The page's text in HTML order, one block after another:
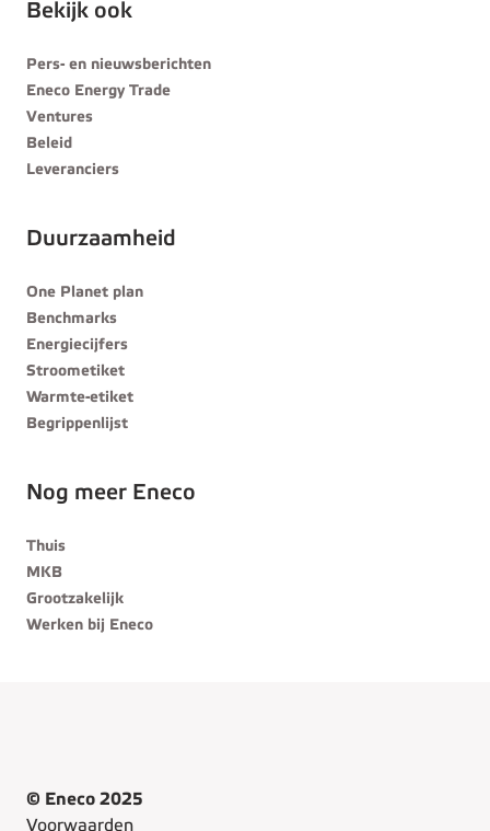
Bekijk ook
Pers- en nieuwsberichten
Eneco Energy Trade
Ventures
Beleid
Leveranciers
Duurzaamheid
One Planet plan
Benchmarks
Energiecijfers
Stroometiket
Warmte-etiket
Begrippenlijst
Nog meer Eneco
Thuis
MKB
Grootzakelijk
Werken bij Eneco
© Eneco 2025
Voorwaarden